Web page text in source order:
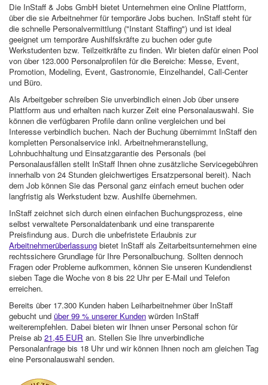
Die InStaff & Jobs GmbH bietet Unternehmen eine Online Plattform,
über die sie Arbeitnehmer für temporäre Jobs buchen. InStaff steht für
die schnelle Personalvermittlung ("Instant Staffing") und ist ideal
geeignet um temporäre Aushilfskräfte zu buchen oder gute
Werkstudenten bzw. Teilzeitkräfte zu finden. Wir bieten dafür einen Pool
von über 123.000 Personalprofilen für die Bereiche: Messe, Event,
Promotion, Modeling, Event, Gastronomie, Einzelhandel, Call-Center
und Büro.
Als Arbeitgeber schreiben Sie unverbindlich einen Job über unsere
Plattform aus und erhalten nach kurzer Zeit eine Personalauswahl. Sie
können die verfügbaren Profile dann online vergleichen und bei
Interesse verbindlich buchen. Nach der Buchung übernimmt InStaff den
kompletten Personalservice inkl. Arbeitnehmeranstellung,
Lohnbuchhaltung und Einsatzgarantie des Personals (bei
Personalausfällen stellt InStaff Ihnen ohne zusätzliche Servicegebühren
innerhalb von 24 Stunden gleichwertiges Ersatzpersonal bereit). Nach
dem Job können Sie das Personal ganz einfach erneut buchen oder
langfristig als Werkstudent bzw. Aushilfe übernehmen.
InStaff zeichnet sich durch einen einfachen Buchungsprozess, eine
selbst verwaltete Personaldatenbank und eine transparente
Preisfindung aus. Durch die unbefristete Erlaubnis zur
Arbeitnehmerüberlassung bietet InStaff als Zeitarbeitsunternehmen eine
rechtssichere Grundlage für Ihre Personalbuchung. Sollten dennoch
Fragen oder Probleme aufkommen, können Sie unseren Kundendienst
sieben Tage die Woche von 8 bis 22 Uhr per E-Mail und Telefon
erreichen.
Bereits über 17.300 Kunden haben Leiharbeitnehmer über InStaff
gebucht und über 99 % unserer Kunden würden InStaff
weiterempfehlen. Dabei bieten wir Ihnen unser Personal schon für
Preise ab 21,45 EUR an. Stellen Sie Ihre unverbindliche
Personalanfrage bis 18 Uhr und wir können Ihnen noch am gleichen Tag
eine Personalauswahl senden.